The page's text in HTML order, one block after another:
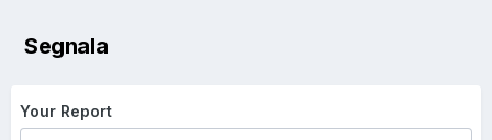
Segnala
Your Report